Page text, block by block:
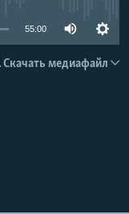
55:00
Скачать медиафайл